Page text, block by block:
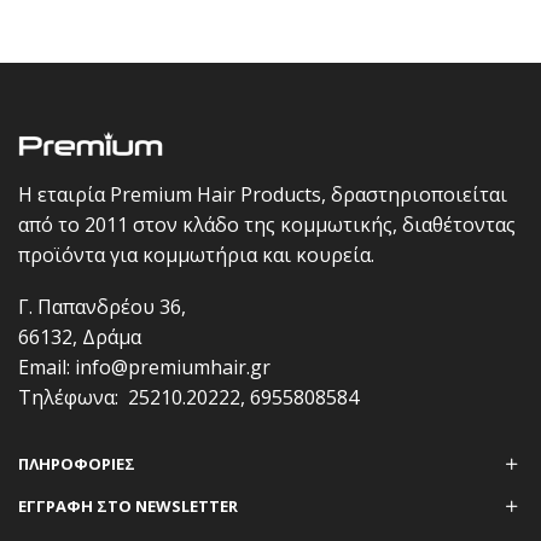
Η εταιρία Premium Hair Products, δραστηριοποιείται
από το 2011 στον κλάδο της κομμωτικής, διαθέτοντας
προϊόντα για κομμωτήρια και κουρεία.
Γ. Παπανδρέου 36,
66132, Δράμα
Email: info@premiumhair.gr
Τηλέφωνα: 25210.20222, 6955808584
ΠΛΗΡΟΦΟΡΊΕΣ
ΕΓΓΡΑΦΗ ΣΤΟ NEWSLETTER